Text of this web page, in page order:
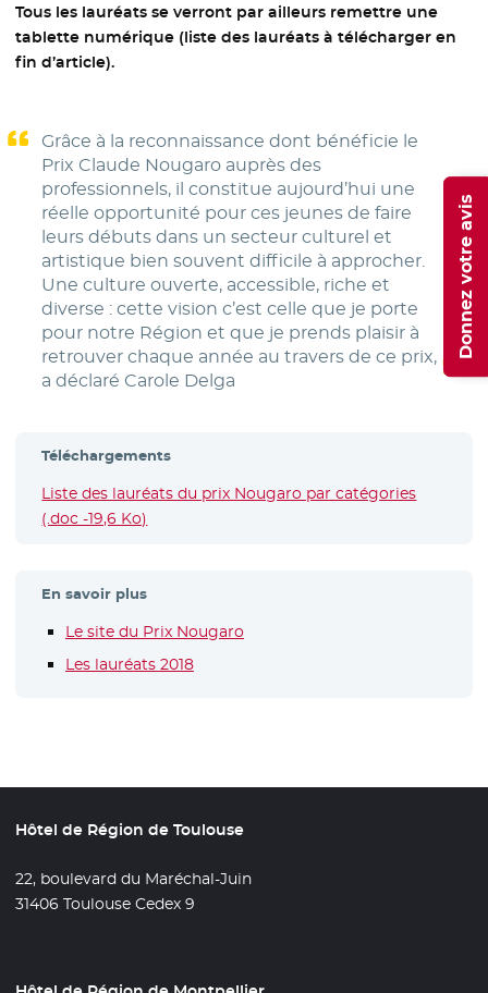
Tous les lauréats se verront par ailleurs remettre une
tablette numérique (liste des lauréats à télécharger en
fin d’article).
Grâce à la reconnaissance dont bénéficie le
Prix Claude Nougaro auprès des
professionnels, il constitue aujourd’hui une
réelle opportunité pour ces jeunes de faire
leurs débuts dans un secteur culturel et
artistique bien souvent difficile à approcher.
Une culture ouverte, accessible, riche et
diverse : cette vision c’est celle que je porte
pour notre Région et que je prends plaisir à
retrouver chaque année au travers de ce prix,
a déclaré Carole Delga
Téléchargements
Liste des lauréats du prix Nougaro par catégories
(.doc -19,6 Ko)
En savoir plus
Le site du Prix Nougaro
Les lauréats 2018
Hôtel de Région de Toulouse
22, boulevard du Maréchal-Juin
31406 Toulouse Cedex 9
Donnez votre avis